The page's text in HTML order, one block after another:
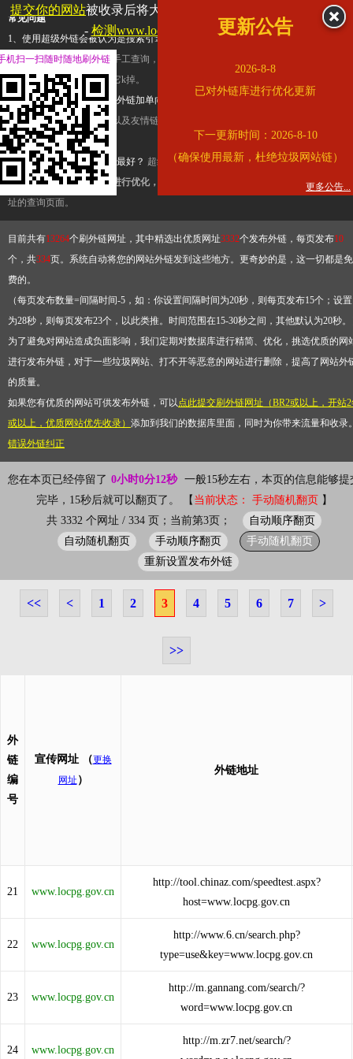
常见问题
1、使用超级外链会被认为是搜索引擎优化作弊吗？ 超级外链只是一个简便而集成
查询工具，模拟的是正常手工查询，不是作弊。如果是作弊，那您可以使用超级外
推广竞争对手的网址，让它k掉。
2、网站优化单纯依靠超级外链加单向链接可行吗？
链，需要结合普通的外链以及友情链接，您可以到站长论坛发布外链，到友情链接
台交换友情链接。
3、如何使用超级外链效果最好？ 超级外链不同于普通的外链，它是动态的链接，
有频繁使用超级外链工具进行优化，才能获得稳定的外链
，最终使搜索引擎收录带
址的查询页面。
目前共有13264个刷外链网址，其中精选出优质网址3332个发布外链，每页发布10
个，共334页。系统自动将您的网站外链发到这些地方。更奇妙的是，这一切都是免
费的。
（每页发布数量=间隔时间-5，如：你设置间隔时间为20秒，则每页发布15个；设置
为28秒，则每页发布23个，以此类推。时间范围在15-30秒之间，其他默认为20秒
为了避免对网站造成负面影响，我们定期对数据库进行精简、优化，挑选优质的网
进行发布外链，对于一些垃圾网站、打不开等恶意的网站进行删除，提高了网站外
的质量。
如果您有优质的网站可供发布外链，可以点此提交刷外链网址（BR2或以上，开站
或以上，优质网站优先收录） 添加到我们的数据库里面，同时为你带来流量和收录
错误外链纠正
您在本页已经停留了 0小时0分12秒 一般15秒左右，本页的信息能够提
完毕，15秒后就可以翻页了。 【 当前状态： 手动随机翻页 】
共 3332 个网址 / 334 页；当前第3页；
自动顺序翻页
自动随机翻页
手动顺序翻页
手动随机翻页
重新设置发布外链
<< < 1 2 3 4 5 6 7 >
>>
外
链
编
号
宣传网址 （更换
网址 ）
外链地址
21 www.locpg.gov.cn
http://tool.chinaz.com/speedtest.aspx?
host=www.locpg.gov.cn
22 www.locpg.gov.cn
http://www.6.cn/search.php?
type=use&key=www.locpg.gov.cn
23 www.locpg.gov.cn
http://m.gannang.com/search/?
word=www.locpg.gov.cn
24 www.locpg.gov.cn
http://m.zr7.net/search/?
提交你的网站被收录后将大幅提升流量和外链，
查看展示页面
- 检测www.locpg.gov.cn是否收录
更新公告
2026-8-8
已对外链库进行优化更新
下一更新时间：2026-8-10
（确保使用最新，杜绝垃圾网站链）
更多公告...
机扫一扫随时随地刷外链